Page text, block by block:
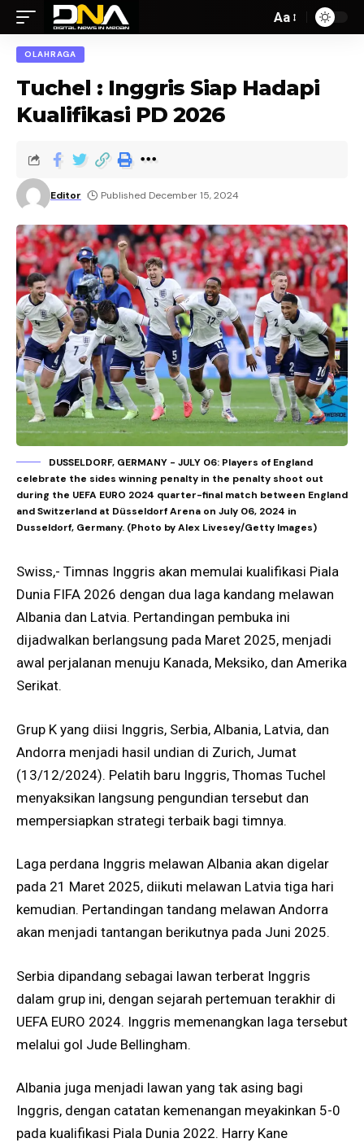
Aa
OLAHRAGA
Tuchel : Inggris Siap Hadapi
Kualifikasi PD 2026
Editor Published December 15, 2024
DUSSELDORF, GERMANY - JULY 06: Players of England
celebrate the sides winning penalty in the penalty shoot out
during the UEFA EURO 2024 quarter-final match between England
and Switzerland at Düsseldorf Arena on July 06, 2024 in
Dusseldorf, Germany. (Photo by Alex Livesey/Getty Images)
Swiss,- Timnas Inggris akan memulai kualifikasi Piala
Dunia FIFA 2026 dengan dua laga kandang melawan
Albania dan Latvia. Pertandingan pembuka ini
dijadwalkan berlangsung pada Maret 2025, menjadi
awal perjalanan menuju Kanada, Meksiko, dan Amerika
Serikat.
Grup K yang diisi Inggris, Serbia, Albania, Latvia, dan
Andorra menjadi hasil undian di Zurich, Jumat
(13/12/2024). Pelatih baru Inggris, Thomas Tuchel
menyaksikan langsung pengundian tersebut dan
mempersiapkan strategi terbaik bagi timnya.
Laga perdana Inggris melawan Albania akan digelar
pada 21 Maret 2025, diikuti melawan Latvia tiga hari
kemudian. Pertandingan tandang melawan Andorra
akan menjadi tantangan berikutnya pada Juni 2025.
Serbia dipandang sebagai lawan terberat Inggris
dalam grup ini, dengan sejarah pertemuan terakhir di
UEFA EURO 2024. Inggris memenangkan laga tersebut
melalui gol Jude Bellingham.
Albania juga menjadi lawan yang tak asing bagi
Inggris, dengan catatan kemenangan meyakinkan 5-0
pada kualifikasi Piala Dunia 2022. Harry Kane